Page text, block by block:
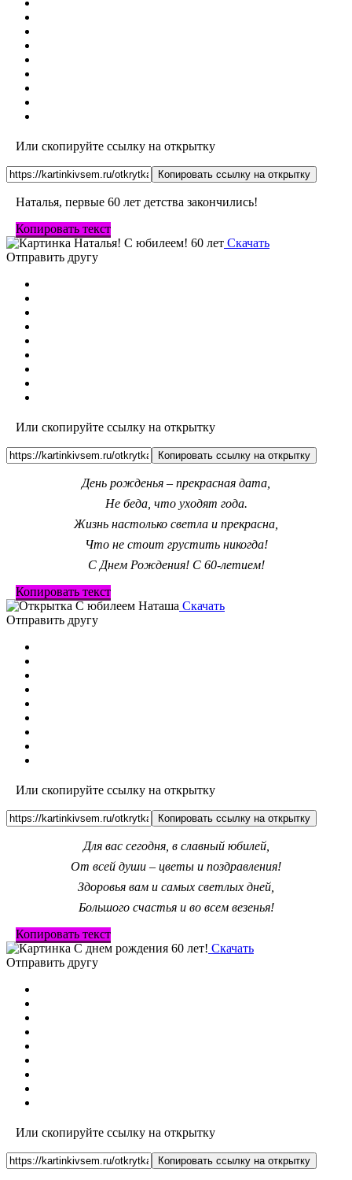
Или скопируйте ссылку на открытку
Копировать ссылку на открытку
Наталья, первые 60 лет детства закончились!
Копировать текст
Скачать
Отправить другу
Или скопируйте ссылку на открытку
Копировать ссылку на открытку
День рожденья – прекрасная дата,
Не беда, что уходят года.
Жизнь настолько светла и прекрасна,
Что не стоит грустить никогда!
С Днем Рождения! С 60-летием!
Копировать текст
Скачать
Отправить другу
Или скопируйте ссылку на открытку
Копировать ссылку на открытку
Для вас сегодня, в славный юбилей,
От всей души – цветы и поздравления!
Здоровья вам и самых светлых дней,
Большого счастья и во всем везенья!
Копировать текст
Скачать
Отправить другу
Или скопируйте ссылку на открытку
Копировать ссылку на открытку